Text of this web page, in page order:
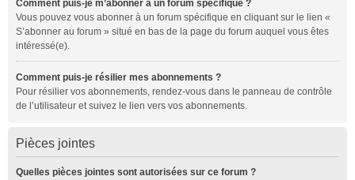
Comment puis-je m’abonner à un forum spécifique ?
Vous pouvez vous abonner à un forum spécifique en cliquant sur le lien «
S’abonner au forum » situé en bas de la page du forum auquel vous êtes
intéressé(e).
Comment puis-je résilier mes abonnements ?
Pour résilier vos abonnements, rendez-vous dans le panneau de contrôle
de l’utilisateur et suivez le lien vers vos abonnements.
Pièces jointes
Quelles pièces jointes sont autorisées sur ce forum ?